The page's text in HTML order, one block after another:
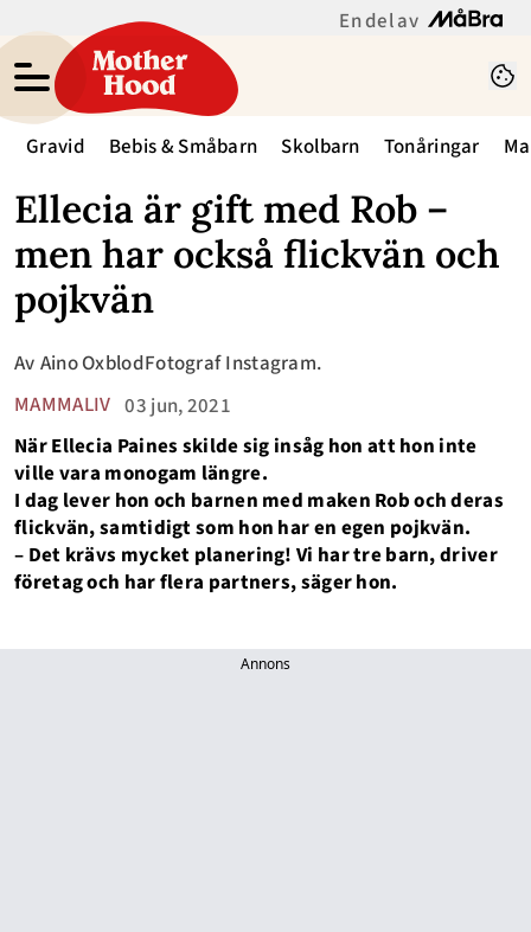
En del av
Gravid Bebis & Småbarn Skolbarn Tonåringar
Ellecia är gift med Rob –
men har också flickvän och
pojkvän
MAMMALIV 03 jun, 2021
Av Aino OxblodFotografInstagram.
När Ellecia Paines skilde sig insåg hon att hon inte
ville vara monogam längre.
I dag lever hon och barnen med maken Rob och deras
flickvän, samtidigt som hon har en egen pojkvän.
– Det krävs mycket planering! Vi har tre barn, driver
företag och har flera partners, säger hon.
Annons